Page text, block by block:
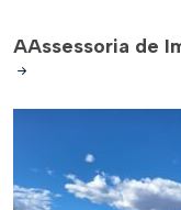
AAssessoria de